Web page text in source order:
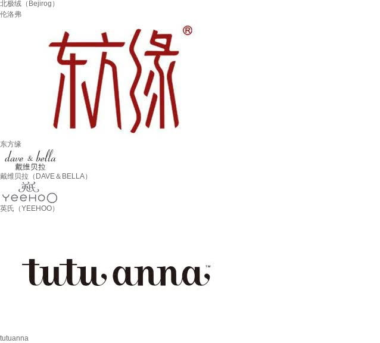
北极绒（Bejirog）
伦洛弗
东方缘
戴维贝拉（DAVE＆BELLA）
英氏（YEEHOO）
tutuanna